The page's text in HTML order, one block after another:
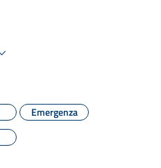
Emergenza